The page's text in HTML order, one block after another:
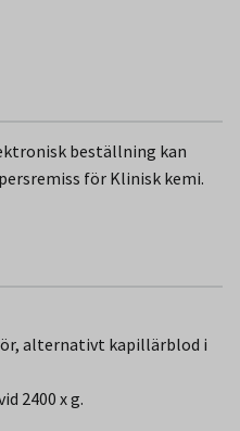
beställning kan
för Klinisk kemi.
alternativt kapillärblod i
2400 x g.